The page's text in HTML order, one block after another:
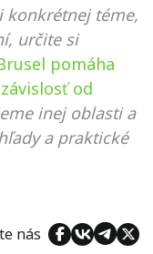
konkrétnej téme,
určite si
pomáha
od
inej oblasti a
a praktické
nás